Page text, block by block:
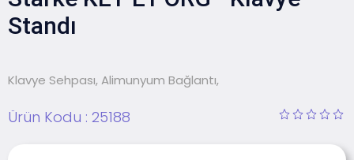
Standı
Klavye Sehpası, Alimunyum Bağlantı,
Ürün Kodu : 25188